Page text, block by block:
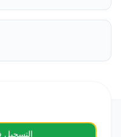
التسجيل